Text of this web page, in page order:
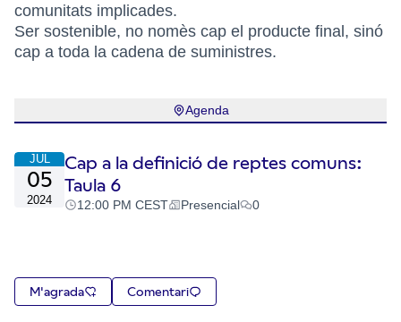
comunitats implicades.
Ser sostenible, no nomès cap el producte final, sinó
cap a toda la cadena de suministres.
Agenda
JUL
05
2024
Cap a la definició de reptes comuns:
Taula 6
12:00 PM CEST Presencial 0
M'agrada Comentari